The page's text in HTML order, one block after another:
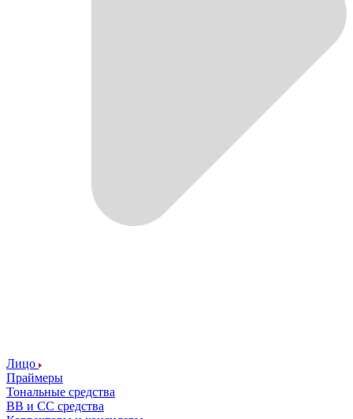
Лицо
Праймеры
Тональные средства
ВВ и СС средства